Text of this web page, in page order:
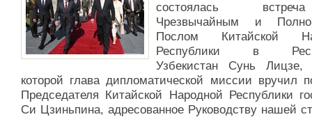
состоялась
Чрезвычайным и
Послом Китайской
Республики в
Узбекистан Сунь
которой глава дипломатической миссии вручил
Председателя Китайской Народной Республики
Си Цзиньпина, адресованное Руководству нашей